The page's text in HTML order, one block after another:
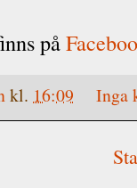
på
kl. 16:09 Inga